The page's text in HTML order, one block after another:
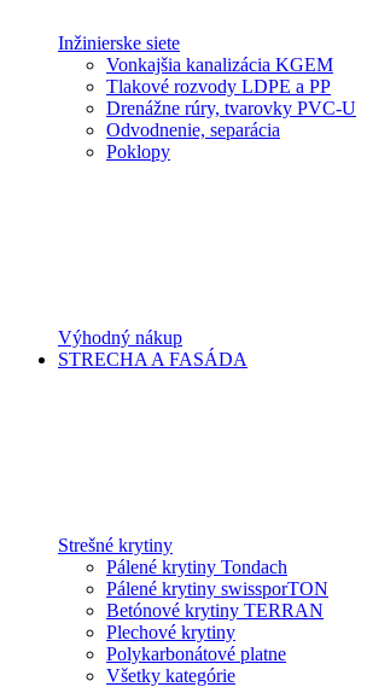
Inžinierske siete
Vonkajšia kanalizácia KGEM
Tlakové rozvody LDPE a PP
Drenážne rúry, tvarovky PVC-U
Odvodnenie, separácia
Poklopy
Výhodný nákup
STRECHA A FASÁDA
Strešné krytiny
Pálené krytiny Tondach
Pálené krytiny swissporTON
Betónové krytiny TERRAN
Plechové krytiny
Polykarbonátové platne
Všetky kategórie